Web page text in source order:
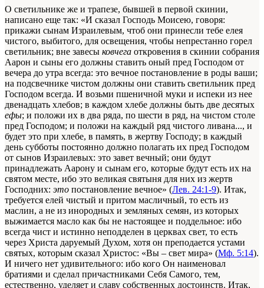
О светильнике же и трапезе, бывшей в первой скинии,
написано еще так: «И сказал Господь Моисею, говоря:
прикажи сынам Израилевым, чтоб они принесли тебе елея
чистого, выбитого, для освещения, чтобы непрестанно горел
светильник; вне завесы ковчега откровения в скинии собрания
Аарон и сыны его должны ставить оный пред Господом от
вечера до утра всегда: это вечное постановление в роды ваши;
на подсвечнике чистом должны они ставить светильник пред
Господом всегда. И возьми пшеничной муки и испеки из нее
двенадцать хлебов; в каждом хлебе должны быть две десятых
ефы; и положи их в два ряда, по шести в ряд, на чистом столе
пред Господом; и положи на каждый ряд чистого ливана..., и
будет это при хлебе, в память, в жертву Господу; в каждый
день субботы постоянно должно полагать их пред Господом
от сынов Израилевых: это завет вечный; они будут
принадлежать Аарону и сынам его, которые будут есть их на
святом месте, ибо это великая святыня для них из жертв
Господних: это постановление вечное» (Лев. 24:1-9). Итак,
требуется елей чистый и притом масличный, то есть из
маслин, а не из инородных и земляных семян, из которых
выжимается масло как бы не настоящее и поддельное: ибо
всегда чист и истинно неподделен в церквах свет, то есть
через Христа даруемый Духом, хотя он преподается устами
святых, которым сказал Христос: «Вы – свет мира» (Мф. 5:14).
И ничего нет удивительного: ибо кого Он наименовал
братиями и сделал причастниками Себя Самого, тем,
естественно, уделяет и славу собственных достоинств. Итак,